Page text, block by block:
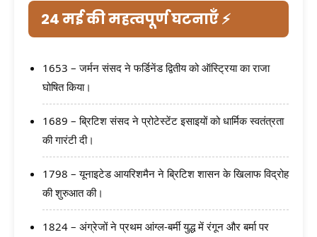
24 मई की महत्वपूर्ण घटनाएँ ⚡
1653 – जर्मन संसद ने फर्डिनेंड द्वितीय को ऑस्ट्रिया का राजा
घोषित किया।
1689 – ब्रिटिश संसद ने प्रोटेस्टेंट इसाइयों को धार्मिक स्वतंत्रता
की गारंटी दी।
1798 – यूनाइटेड आयरिशमैन ने ब्रिटिश शासन के खिलाफ विद्रोह
की शुरुआत की।
1824 – अंग्रेजों ने प्रथम आंग्ल-बर्मी युद्ध में रंगून और बर्मा पर